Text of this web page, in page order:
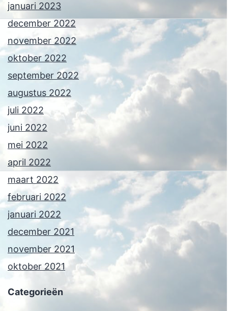
januari 2023
december 2022
november 2022
oktober 2022
september 2022
augustus 2022
juli 2022
juni 2022
mei 2022
april 2022
maart 2022
februari 2022
januari 2022
december 2021
november 2021
oktober 2021
Categorieën